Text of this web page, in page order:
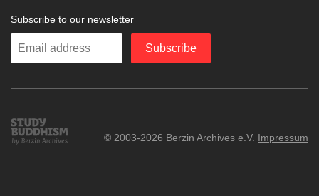
Subscribe to our newsletter
Enter
Subscribe
Study
Buddhism
© 2003-2026 Berzin Archives e.V. Impressum